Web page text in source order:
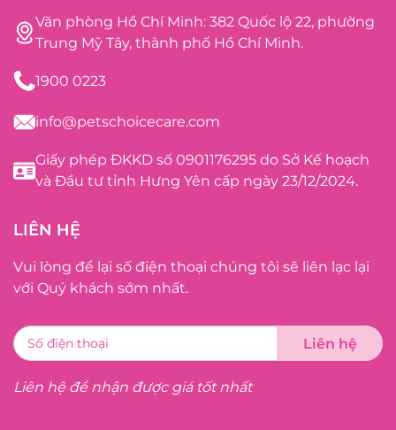
Văn phòng Hồ Chí Minh: 382 Quốc lộ 22, phường
Trung Mỹ Tây, thành phố Hồ Chí Minh.
1900 0223
info@petschoicecare.com
Giấy phép ĐKKD số 0901176295 do Sở Kế hoạch
và Đầu tư tỉnh Hưng Yên cấp ngày 23/12/2024.
LIÊN HỆ
Vui lòng để lại số điện thoại chúng tôi sẽ liên lạc lại
với Quý khách sớm nhất.
Liên hệ để nhận được giá tốt nhất